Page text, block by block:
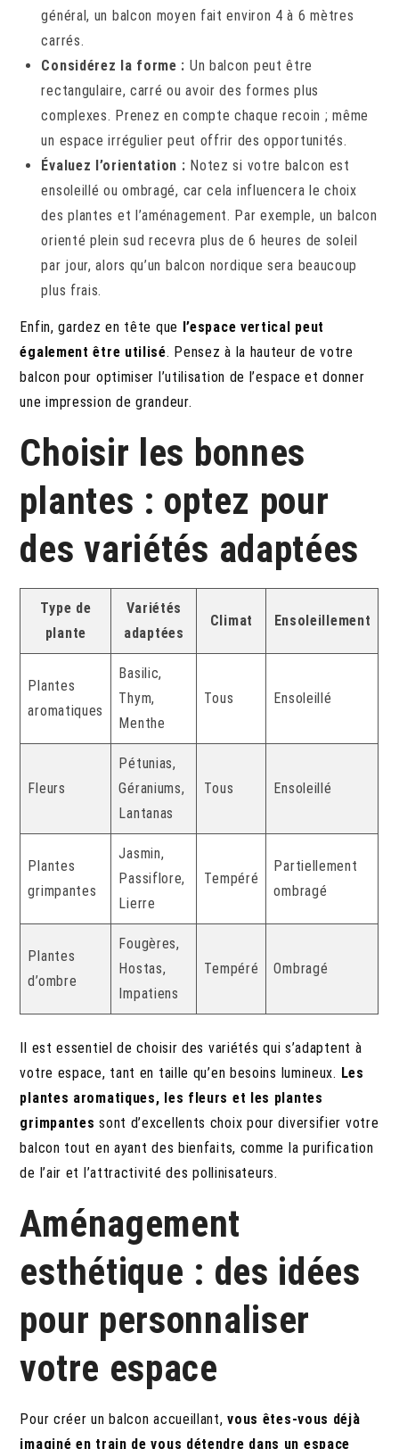
général, un balcon moyen fait environ 4 à 6 mètres
carrés.
Considérez la forme : Un balcon peut être
rectangulaire, carré ou avoir des formes plus
complexes. Prenez en compte chaque recoin ; même
un espace irrégulier peut offrir des opportunités.
Évaluez l’orientation : Notez si votre balcon est
ensoleillé ou ombragé, car cela influencera le choix
des plantes et l’aménagement. Par exemple, un balcon
orienté plein sud recevra plus de 6 heures de soleil
par jour, alors qu’un balcon nordique sera beaucoup
plus frais.
Enfin, gardez en tête que l’espace vertical peut
également être utilisé. Pensez à la hauteur de votre
balcon pour optimiser l’utilisation de l’espace et donner
une impression de grandeur.
Choisir les bonnes
plantes : optez pour
des variétés adaptées
Type de
plante
Variétés
adaptées
Climat Ensoleillement
Plantes
aromatiques
Basilic,
Thym,
Menthe
Tous Ensoleillé
Fleurs
Pétunias,
Géraniums,
Lantanas
Tous Ensoleillé
Plantes
grimpantes
Jasmin,
Passiflore,
Lierre
Tempéré
Partiellement
ombragé
Plantes
d’ombre
Fougères,
Hostas,
Impatiens
Tempéré Ombragé
Il est essentiel de choisir des variétés qui s’adaptent à
votre espace, tant en taille qu’en besoins lumineux. Les
plantes aromatiques, les fleurs et les plantes
grimpantes sont d’excellents choix pour diversifier votre
balcon tout en ayant des bienfaits, comme la purification
de l’air et l’attractivité des pollinisateurs.
Aménagement
esthétique : des idées
pour personnaliser
votre espace
Pour créer un balcon accueillant,vous êtes-vous déjà
imaginé en train de vous détendre dans un espace